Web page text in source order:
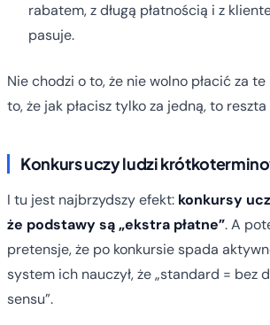
rabatem, z długą płatnością i z
pasuje.
Nie chodzi o to, że nie wolno płacić za
to, że jak płacisz tylko za jedną, to
Konkurs uczy ludzi
I tu jest najbrzydszy efekt: konkursy
że podstawy są „ekstra płatne”. A
pretensje, że po konkursie spada
system ich nauczył, że „standard = bez
sensu”.